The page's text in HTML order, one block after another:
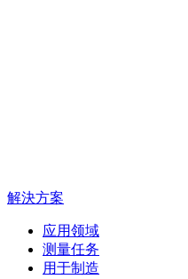
解決方案
应用领域
测量任务
用于制造